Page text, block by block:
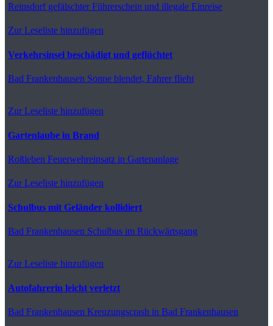
Reinsdorfgefälschter Führerschein und illegale Einreise
Zur Leseliste hinzufügen
Verkehrsinsel beschädigt und geflüchtet
Bad Frankenhausen Sonne blendet, Fahrer flieht
Zur Leseliste hinzufügen
Gartenlaube in Brand
Roßleben Feuerwehreinsatz in Gartenanlage
Zur Leseliste hinzufügen
Schulbus mit Geländer kollidiert
Bad Frankenhausen Schulbus im Rückwärtsgang
Zur Leseliste hinzufügen
Autofahrerin leicht verletzt
Bad Frankenhausen Kreuzungscrash in Bad Frankenhausen